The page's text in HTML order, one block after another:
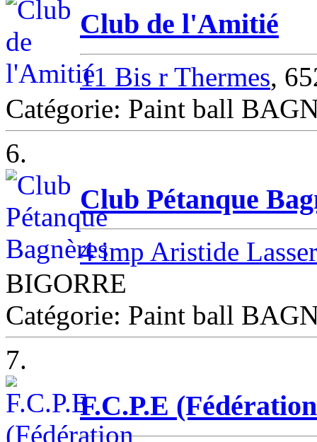
Club de l'Amitié
11 Bis r Thermes,
Catégorie: Paint ball
6.
Club Pétanque
4 imp Aristide
BIGORRE
Catégorie: Paint ball
7.
F.C.P.E